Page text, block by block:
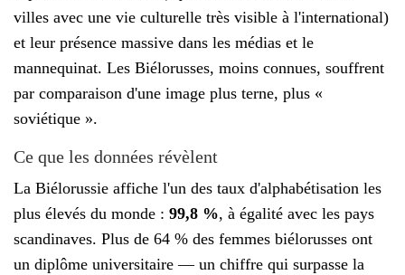
villes avec une vie culturelle très visible à l'international)
et leur présence massive dans les médias et le
mannequinat. Les Biélorusses, moins connues, souffrent
par comparaison d'une image plus terne, plus «
soviétique ».
Ce que les données révèlent
La Biélorussie affiche l'un des taux d'alphabétisation les
plus élevés du monde : 99,8 %, à égalité avec les pays
scandinaves. Plus de 64 % des femmes biélorusses ont
un diplôme universitaire — un chiffre qui surpasse la